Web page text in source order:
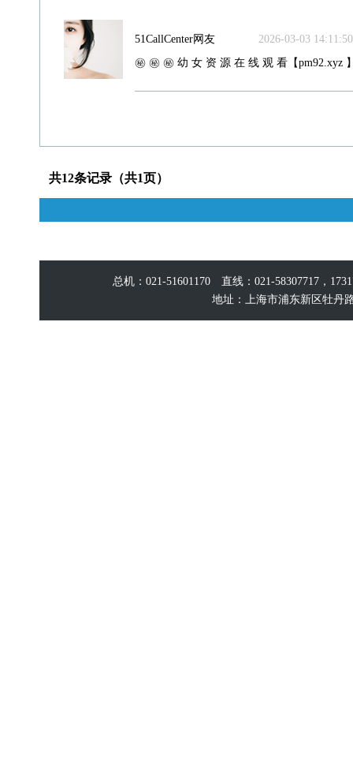
51CallCenter网友
2026-03-03 14:11:50
㊙️ ㊙️ ㊙️ 幼 女 资 源 在 线 观 看【pm92.xyz
共12条记录（共1页）
总机：021-51601170 直线：021-58307717，
地址：上海市浦东新区牡丹